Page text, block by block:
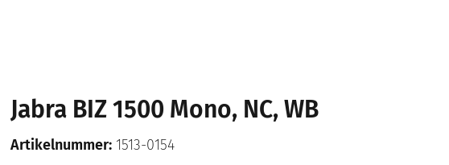
Jabra BIZ 1500 Mono, NC, WB
Artikelnummer: 1513-0154